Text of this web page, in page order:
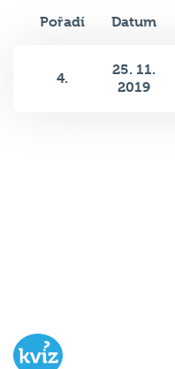
Pořadí Datum
4.
25. 11.
2019